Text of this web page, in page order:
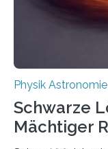
Energie in
ausgedrückt,
Physik Astronomie
Schwarze
Mächtiger